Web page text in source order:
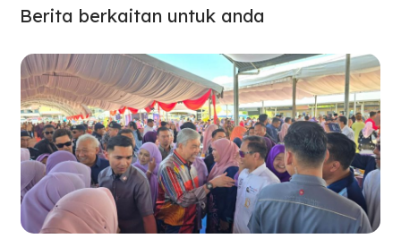
Berita berkaitan untuk anda